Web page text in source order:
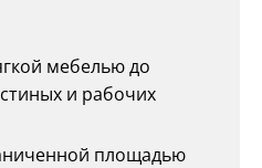
мебелью до
и рабочих
площадью